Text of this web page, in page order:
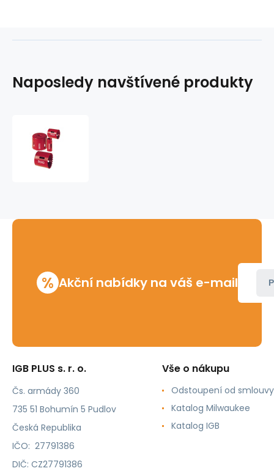
Naposledy navštívené produkty
% Akční nabídky na váš e-mail
IGB PLUS s. r. o.
Čs. armády 360
735 51 Bohumín 5 Pudlov
Česká Republika
IČO: 27791386
DIČ: CZ27791386
Vše o nákupu
Odstoupení od smlouvy
Katalog Milwaukee
Katalog IGB